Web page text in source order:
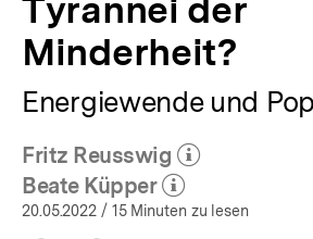
Tyrannei der
Minderheit?
Energiewende und
Fritz Reusswig
(Mehr zum Autor)
öffnen
Beate Küpper
(Mehr zum Autor)
öffnen
20.05.2022 / 15 Minuten zu lesen